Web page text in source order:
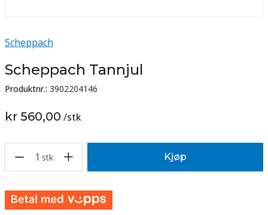
Scheppach
Scheppach Tannjul
Produktnr.: 3902204146
kr 560,00 /stk
1 stk Kjøp